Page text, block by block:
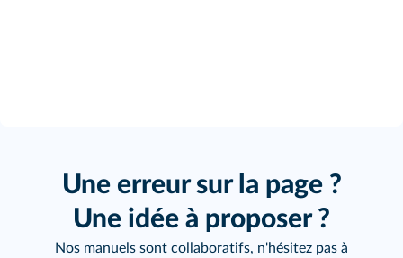
Une erreur sur la page ?
Une idée à proposer ?
Nos manuels sont collaboratifs, n'hésitez pas à